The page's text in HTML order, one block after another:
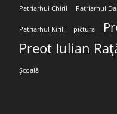
Patriarhul Chiril Patriarhul
Patriarhul Kirill pictura
Preot Iulian
Școală